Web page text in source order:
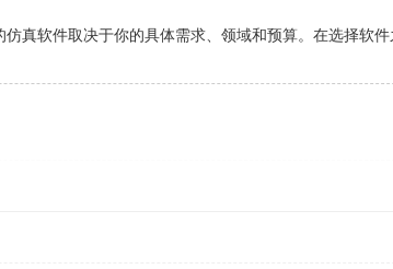
真软件取决于你的具体需求、领域和预算。在选择软